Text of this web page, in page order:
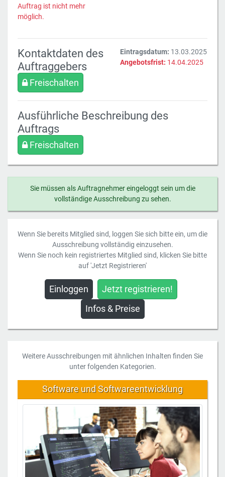
Auftrag ist nicht mehr
möglich.
Kontaktdaten des
Auftraggebers
Freischalten
Eintragsdatum: 13.03.2025
Angebotsfrist: 14.04.2025
Ausführliche Beschreibung des
Auftrags
Freischalten
Sie müssen als Auftragnehmer eingeloggt sein um die
vollständige Ausschreibung zu sehen.
Wenn Sie bereits Mitglied sind, loggen Sie sich bitte ein, um die
Ausschreibung vollständig einzusehen.
Wenn Sie noch kein registriertes Mitglied sind, klicken Sie bitte
auf 'Jetzt Registrieren'
Einloggen
Jetzt registrieren!
Infos & Preise
Weitere Ausschreibungen mit ähnlichen Inhalten finden Sie
unter folgenden Kategorien.
Software und Softwareentwicklung